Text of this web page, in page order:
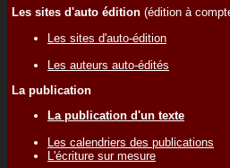
Les sites d'auto édition (édition à
Les sites d'auto-édition
Les auteurs auto-édités
La publication
La publication d'un texte
Les calendriers des publications
L'écriture sur mesure